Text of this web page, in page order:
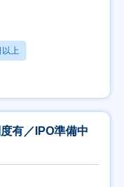
上
有／IPO準備中